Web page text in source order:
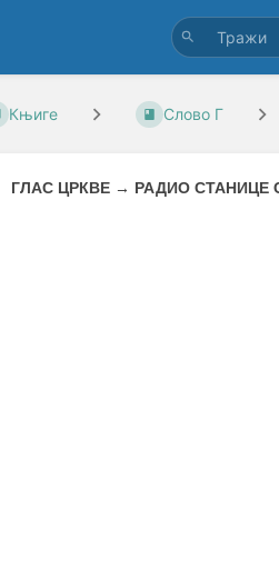
Књиге Слово Г
ГЛАС ЦРКВЕ → РАДИО СТАНИЦЕ